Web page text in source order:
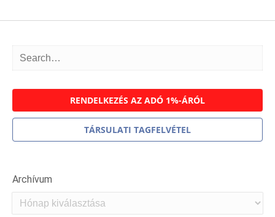
RENDELKEZÉS AZ ADÓ 1%-ÁRÓL
TÁRSULATI TAGFELVÉTEL
Archívum
Archívum